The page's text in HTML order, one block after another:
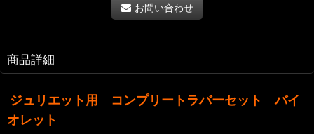
お問い合わせ
商品詳細
ジュリエット用 コンプリートラバーセット バイ
オレット